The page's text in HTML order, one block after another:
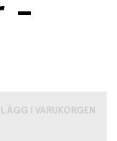
-
LÄGG I VARUKORGEN